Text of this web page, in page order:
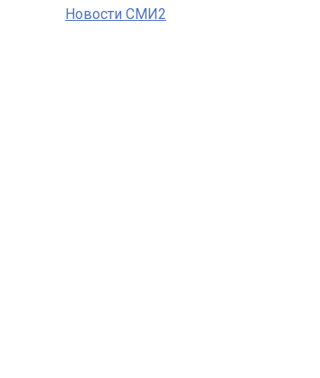
Новости СМИ2